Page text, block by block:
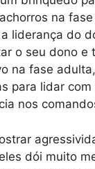
na
liderança do
o seu dono
na fase
para lidar
nos
dói muito